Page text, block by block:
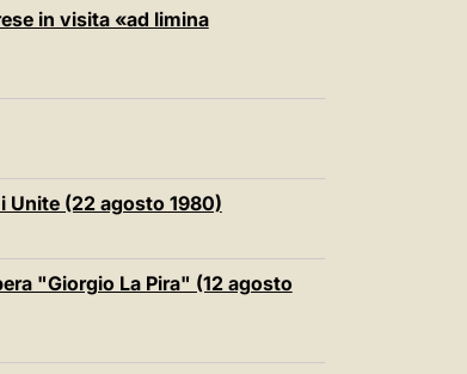
in visita «ad limina
Unite (22 agosto 1980)
"Giorgio La Pira" (12 agosto